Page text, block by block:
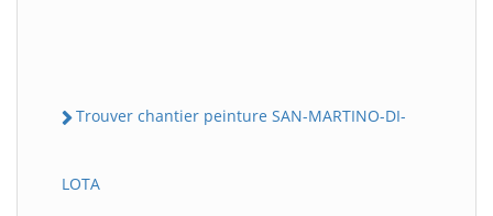
Trouver chantier peinture SAN-MARTINO-DI-
LOTA